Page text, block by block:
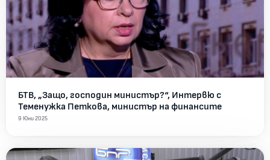
БТВ, „Защо, господин министър?“, Интервю с
Теменужка Петкова, министър на финансите
9 Юни 2025